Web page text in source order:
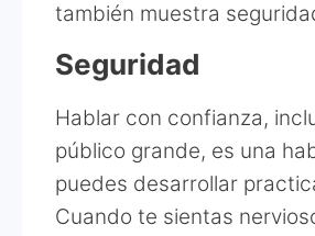
también muestra
Seguridad
Hablar con confianza,
público grande, es una
puedes desarrollar
Cuando te sientas